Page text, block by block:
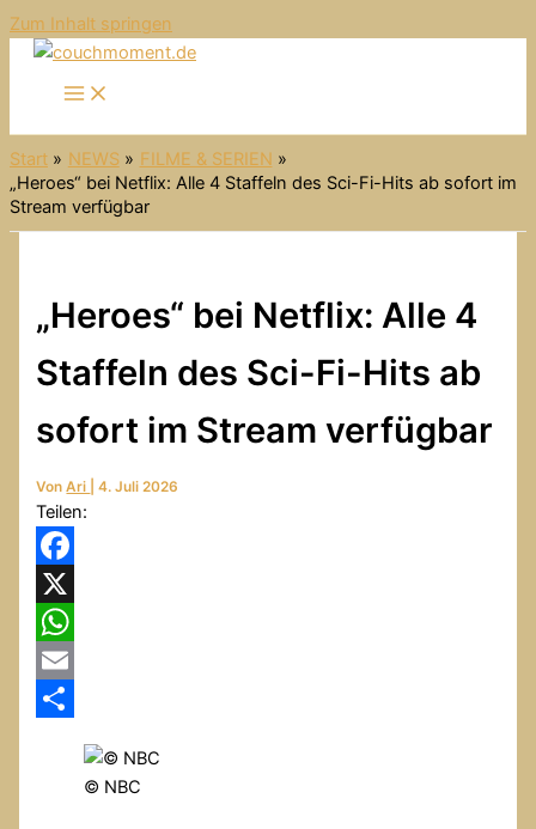
Zum Inhalt springen
Start NEWS
FILME & SERIEN
„Heroes“ bei Netflix: Alle 4 Staffeln des Sci-Fi-Hits ab sofort im
Stream verfügbar
„Heroes“ bei Netflix: Alle 4
Staffeln des Sci-Fi-Hits ab
sofort im Stream verfügbar
VonAri |4. Juli 2026
Teilen:
Facebook
X
WhatsApp
Email
© NBC